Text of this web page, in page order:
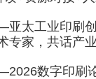
工业印刷创新
专家，共话产
数字印刷论坛